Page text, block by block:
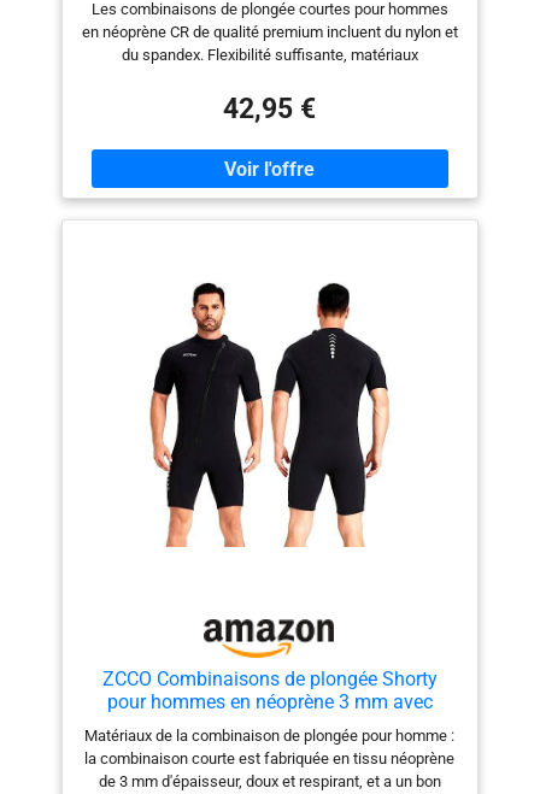
Les combinaisons de plongée courtes pour hommes
en néoprène CR de qualité premium incluent du nylon et
du spandex. Flexibilité suffisante, matériaux
votre peau. PROTECTION INTÉGRALE DU CORPS - La
combinaison de plongée en néoprène de 1,5 mm offre
une protection thermique amplement suffisante
(MAINTIENT LA CHALEUR). Le rembourrage
supplémentaire au niveau de la poitrine offre une
protection, vous aide à flotter dans l'eau car il est en
suivant nos conseils.】 DÉTAIL DE LA COMBINAISON
DE PLONGÉE - La fermeture éclair YKK très résistante
avec fermeture à tirette/crochet et boucle au dos est
facile à enfiler et à retirer, les coutures plates vous
offrent une combinaison de surf lisse. Combinaison de
plongée multi-sports - Conçue pour tous les sports
nautiques comme la plongée, la pêche sous-marine, la
plongée sous-marine, le stand-up paddle, le surf, le
kayak, la natation, le surf, le canoë, le bodyboard, le
wakeboard, la planche à voile, la pêche. CONCEPTION
UNIQUE DE COMBINAISON DE BAIN - Ajustement
réglable autour du cou. Col rond et manchette avec
42,95 €
ZCCO Combinaisons de plongée Shorty
pour hommes en néoprène 3 mm avec
fermeture éclair avant pour la plongée, la
natation, le surf et la plongée avec tuba
Matériaux de la combinaison de plongée pour homme :
la combinaison courte est fabriquée en tissu néoprène
de 3 mm d'épaisseur, doux et respirant, et a un bon